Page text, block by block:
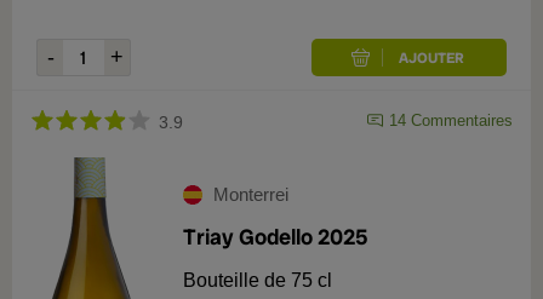
3.9 14 Commentaires
Monterrei
Triay Godello 2025
Bouteille de 75 cl